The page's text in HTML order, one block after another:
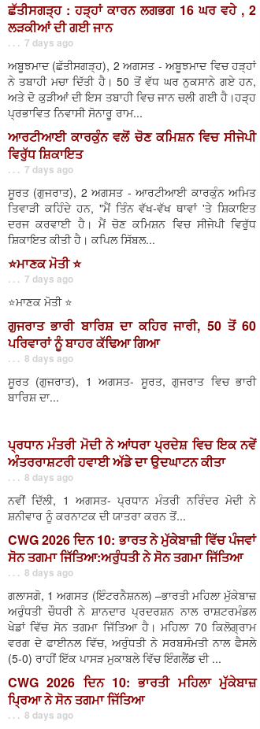
ਛੱਤੀਸਗੜ੍ਹ : ਹੜ੍ਹਾਂ ਕਾਰਨ ਲਗਭਗ 16 ਘਰ ਵਹੇ , 2
ਲੜਕੀਆਂ ਦੀ ਗਈ ਜਾਨ
. . . 7 days ago
ਅਬੂਝਮਾਦ (ਛੱਤੀਸਗੜ੍ਹ), 2 ਅਗਸਤ - ਅਬੂਝਮਾਦ ਵਿਚ ਹੜ੍ਹਾਂ
ਨੇ ਤਬਾਹੀ ਮਚਾ ਦਿੱਤੀ ਹੈ। 50 ਤੋਂ ਵੱਧ ਘਰ ਨੁਕਸਾਨੇ ਗਏ ਹਨ,
ਅਤੇ ਦੋ ਕੁੜੀਆਂ ਦੀ ਇਸ ਤਬਾਹੀ ਵਿਚ ਜਾਨ ਚਲੀ ਗਈ ਹੈ।ਹੜ੍ਹ
ਪ੍ਰਭਾਵਿਤ ਨਿਵਾਸੀ ਸੋਨਾਰੂ ਰਾਮ...
ਆਰਟੀਆਈ ਕਾਰਕੁੰਨ ਵਲੋਂ ਚੋਣ ਕਮਿਸ਼ਨ ਵਿਚ ਸੀਜੇਪੀ
ਵਿਰੁੱਧ ਸ਼ਿਕਾਇਤ
. . . 7 days ago
ਸੂਰਤ (ਗੁਜਰਾਤ), 2 ਅਗਸਤ - ਆਰਟੀਆਈ ਕਾਰਕੁੰਨ ਅਮਿਤ
ਤਿਵਾੜੀ ਕਹਿੰਦੇ ਹਨ, "ਮੈਂ ਤਿੰਨ ਵੱਖ-ਵੱਖ ਥਾਵਾਂ 'ਤੇ ਸ਼ਿਕਾਇਤ
ਦਰਜ ਕਰਵਾਈ ਹੈ। ਮੈਂ ਚੋਣ ਕਮਿਸ਼ਨ ਵਿਚ ਸੀਜੇਪੀ ਵਿਰੁੱਧ
ਸ਼ਿਕਾਇਤ ਕੀਤੀ ਹੈ। ਕਪਿਲ ਸਿੱਬਲ...
⭐️ਮਾਣਕ ਮੋਤੀ ⭐️
. . . 7 days ago
⭐️ਮਾਣਕ ਮੋਤੀ ⭐️
ਗੁਜਰਾਤ ਭਾਰੀ ਬਾਰਿਸ਼ ਦਾ ਕਹਿਰ ਜਾਰੀ, 50 ਤੋਂ 60
ਪਰਿਵਾਰਾਂ ਨੂੰ ਬਾਹਰ ਕੱਢਿਆ ਗਿਆ
. . . 8 days ago
ਸੂਰਤ (ਗੁਜਰਾਤ), 1 ਅਗਸਤ- ਸੂਰਤ, ਗੁਜਰਾਤ ਵਿਚ ਭਾਰੀ
ਬਾਰਿਸ਼ ਦਾ...
ਪ੍ਰਧਾਨ ਮੰਤਰੀ ਮੋਦੀ ਨੇ ਆਂਧਰਾ ਪ੍ਰਦੇਸ਼ ਵਿਚ ਇਕ ਨਵੇਂ
ਅੰਤਰਰਾਸ਼ਟਰੀ ਹਵਾਈ ਅੱਡੇ ਦਾ ਉਦਘਾਟਨ ਕੀਤਾ
. . . 8 days ago
ਨਵੀਂ ਦਿੱਲੀ, 1 ਅਗਸਤ- ਪ੍ਰਧਾਨ ਮੰਤਰੀ ਨਰਿੰਦਰ ਮੋਦੀ ਨੇ
ਸ਼ਨੀਵਾਰ ਨੂੰ ਕਰਨਾਟਕ ਦੀ ਯਾਤਰਾ ਕਰਨ ਤੋਂ...
CWG 2026 ਦਿਨ 10: ਭਾਰਤ ਨੇ ਮੁੱਕੇਬਾਜ਼ੀ ਵਿੱਚ ਪੰਜਵਾਂ
ਸੋਨ ਤਗਮਾ ਜਿੱਤਿਆ:ਅਰੁੰਧਤੀ ਨੇ ਸੋਨ ਤਗਮਾ ਜਿੱਤਿਆ
. . . 8 days ago
ਗਲਾਸਗੋ, 1 ਅਗਸਤ (ਇੰਟਰਨੈਸ਼ਨਲ) –ਭਾਰਤੀ ਮਹਿਲਾ ਮੁੱਕੇਬਾਜ਼
ਅਰੁੰਧਤੀ ਚੌਧਰੀ ਨੇ ਸ਼ਾਨਦਾਰ ਪ੍ਰਦਰਸ਼ਨ ਨਾਲ ਰਾਸ਼ਟਰਮੰਡਲ
ਖੇਡਾਂ ਵਿੱਚ ਸੋਨ ਤਗਮਾ ਜਿੱਤਿਆ ਹੈ। ਮਹਿਲਾ 70 ਕਿਲੋਗ੍ਰਾਮ
ਵਰਗ ਦੇ ਫਾਈਨਲ ਵਿੱਚ, ਅਰੁੰਧਤੀ ਨੇ ਸਰਬਸੰਮਤੀ ਨਾਲ ਫੈਸਲੇ
(5-0) ਰਾਹੀਂ ਇੱਕ ਪਾਸੜ ਮੁਕਾਬਲੇ ਵਿੱਚ ਇੰਗਲੈਂਡ ਦੀ ...
CWG 2026 ਦਿਨ 10: ਭਾਰਤੀ ਮਹਿਲਾ ਮੁੱਕੇਬਾਜ਼
ਪ੍ਰਿਆ ਨੇ ਸੋਨ ਤਗਮਾ ਜਿੱਤਿਆ
. . . 8 days ago